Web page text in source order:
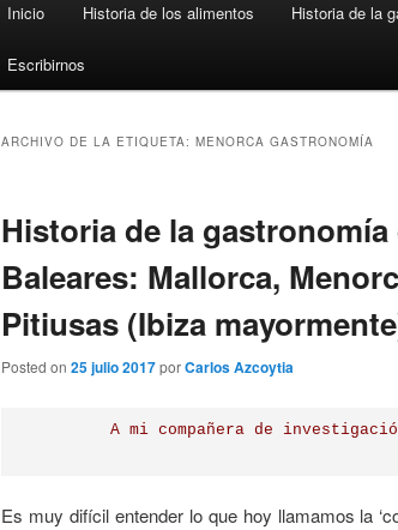
Inicio Historia de los alimentos Historia de la
Escribirnos
ARCHIVO DE LA ETIQUETA: MENORCA GASTRONOMÍA
Historia de la
Baleares: Mallorca,
Pitiusas (Ibiza
Posted on 25 julio 2017porCarlos Azcoytia
A mi compañera de
Es muy difícil entender lo que hoy llamamos la